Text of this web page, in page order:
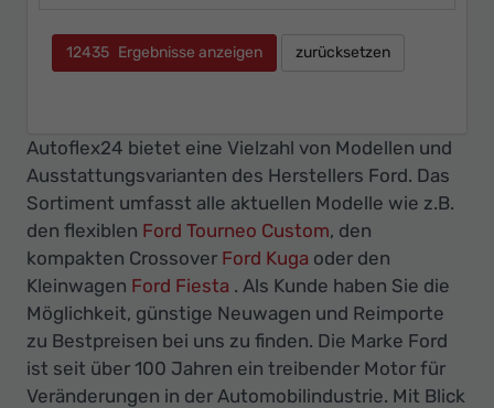
12435 Ergebnisse anzeigen zurücksetzen
Autoflex24 bietet eine Vielzahl von Modellen und
Ausstattungsvarianten des Herstellers Ford. Das
Sortiment umfasst alle aktuellen Modelle wie z.B.
den flexiblen Ford Tourneo Custom, den
kompakten Crossover Ford Kuga oder den
Kleinwagen Ford Fiesta . Als Kunde haben Sie die
Möglichkeit, günstige Neuwagen und Reimporte
zu Bestpreisen bei uns zu finden. Die Marke Ford
ist seit über 100 Jahren ein treibender Motor für
Veränderungen in der Automobilindustrie. Mit Blick